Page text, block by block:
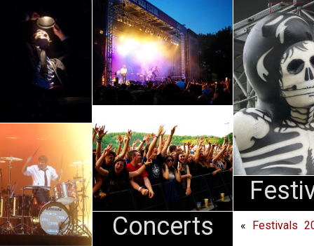
Concerts
Pharma
« Festivals